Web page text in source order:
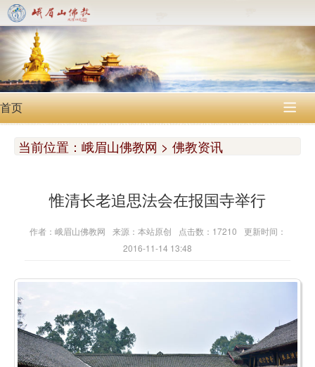
首页 
当前位置： 峨眉山佛教网 > 佛教资讯
惟清长老追思法会在报国寺举行
作者：峨眉山佛教网 来源：本站原创 点击数：17210
更新时间：
2016-11-14 13:48